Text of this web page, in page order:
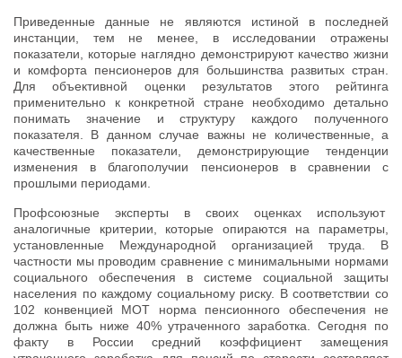
Приведенные данные не являются истиной в последней
инстанции, тем не менее, в исследовании отражены
показатели, которые наглядно демонстрируют качество жизни
и комфорта пенсионеров для большинства развитых стран.
Для объективной оценки результатов этого рейтинга
применительно к конкретной стране необходимо детально
понимать значение и структуру каждого полученного
показателя. В данном случае важны не количественные, а
качественные показатели, демонстрирующие тенденции
изменения в благополучии пенсионеров в сравнении с
прошлыми периодами.
Профсоюзные эксперты в своих оценках используют
аналогичные критерии, которые опираются на параметры,
установленные Международной организацией труда. В
частности мы проводим сравнение с минимальными нормами
социального обеспечения в системе социальной защиты
населения по каждому социальному риску. В соответствии со
102 конвенцией МОТ норма пенсионного обеспечения не
должна быть ниже 40% утраченного заработка. Сегодня по
факту в России средний коэффициент замещения